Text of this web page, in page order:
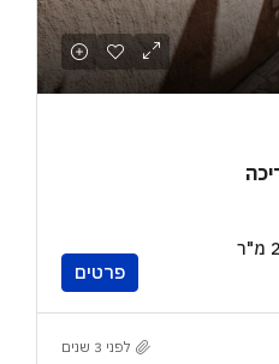
מ"ר
פרטים
לפני 3 שנים